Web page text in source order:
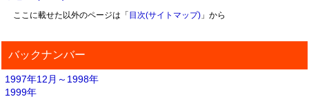
ここに載せた以外のページは「 目次(サイトマップ)」から
バックナンバー
1997年12月～1998年
1999年